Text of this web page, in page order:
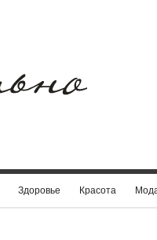
Здоровье Красота